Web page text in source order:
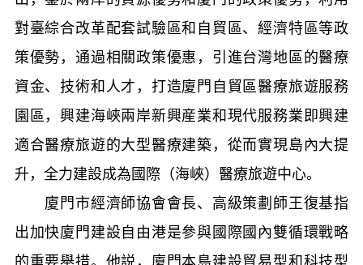
對臺綜合改革配套試驗區和自貿區、經濟特區等政
策優勢，通過相關政策優惠，引進台灣地區的醫療
資金、技術和人才，打造廈門自貿區醫療旅遊服務
園區，興建海峽兩岸新興産業和現代服務業即興建
適合醫療旅遊的大型醫療建築，從而實現島內大提
升，全力建設成為國際（海峽）醫療旅遊中心。
廈門市經濟師協會會長、高級策劃師王復基指
出加快廈門建設自由港是參與國際國內雙循環戰略
的重要舉措。他説，廈門本島建設貿易型和科技型